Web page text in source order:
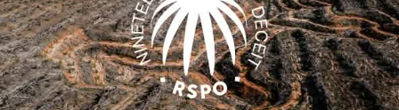
Petitionen
Projekte
Ihre Spende hilft
Allgemeine Spende